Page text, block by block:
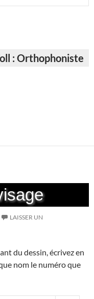
: Orthophoniste
LAISSER UN
du dessin, écrivez en
nom le numéro que